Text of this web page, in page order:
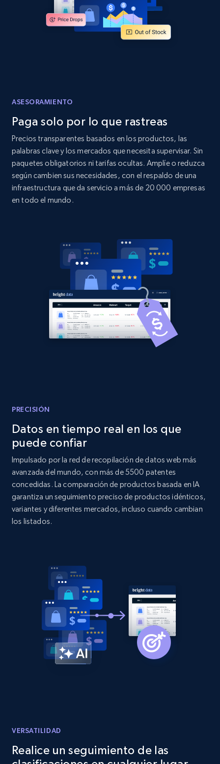
ASESORAMIENTO
Paga solo por lo que rastreas
Precios transparentes basados en los productos, las
palabras clave y los mercados que necesita supervisar. Sin
paquetes obligatorios ni tarifas ocultas. Amplíe o reduzca
según cambien sus necesidades, con el respaldo de una
infraestructura que da servicio a más de 20 000 empresas
en todo el mundo.
PRECISIÓN
Datos en tiempo real en los que
puede confiar
Impulsado por la red de recopilación de datos web más
avanzada del mundo, con más de 5500 patentes
concedidas. La comparación de productos basada en IA
garantiza un seguimiento preciso de productos idénticos,
variantes y diferentes mercados, incluso cuando cambian
los listados.
VERSATILIDAD
Realice un seguimiento de las